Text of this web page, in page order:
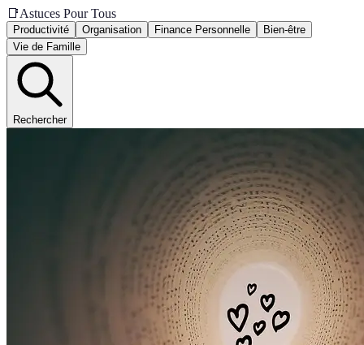
📑Astuces Pour Tous
Productivité Organisation Finance Personnelle
Bien-être
Vie de Famille
Rechercher